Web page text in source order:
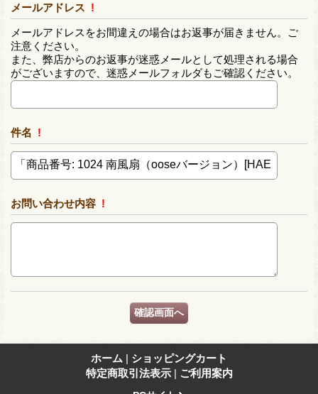
メールアドレス !
メールアドレスをお間違えの場合はお返事が届きません。ご
注意ください。
また、弊店からのお返事が迷惑メールとして処理される場合
がございますので、迷惑メールフォルダもご確認ください。
件名 !
お問い合わせ内容 !
ホーム | ショッピングカート
特定商取引法表示 | ご利用案内